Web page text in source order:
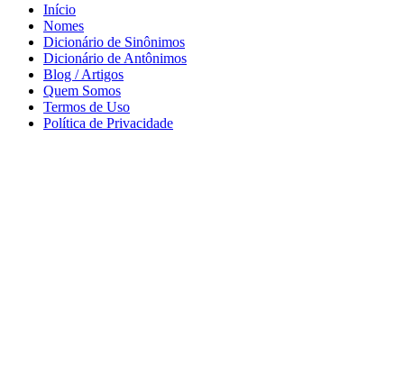
Início
Nomes
Dicionário de Sinônimos
Dicionário de Antônimos
Blog / Artigos
Quem Somos
Termos de Uso
Política de Privacidade